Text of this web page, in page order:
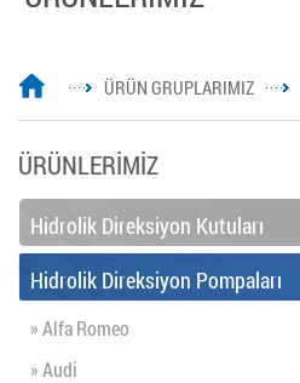
ÜRÜN GRUPLARIMIZ
ÜRÜNLERİMİZ
Hidrolik Direksiyon Kutuları
Hidrolik Direksiyon Pompaları
» Alfa Romeo
» Audi